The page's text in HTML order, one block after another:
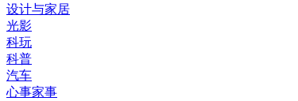
设计与家居
光影
科玩
科普
汽车
心事家事